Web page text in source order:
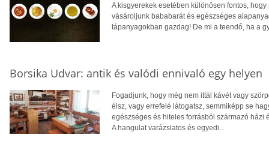
A kisgyerekek esetében különösen fontos,
vásároljunk bababarát és egészséges
tápanyagokban gazdag! De mi a teendő, ha a
Borsika Udvar: antik és valódi ennivaló egy helyen
Fogadjunk, hogy még nem ittál kávét vagy
élsz, vagy errefelé látogatsz, semmiképp se
egészséges és hiteles forrásból származó házi
A hangulat varázslatos és egyedi...